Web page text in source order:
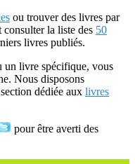
ou trouver des livres par
consulter la liste des 50
livres publiés.
un livre spécifique, vous
Nous disposons
dédiée aux livres
pour être averti des